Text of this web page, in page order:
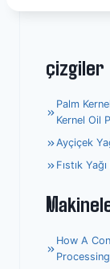
çizgiler
Palm
Kernel Oil
Ayçiçek
Fıstık
How A